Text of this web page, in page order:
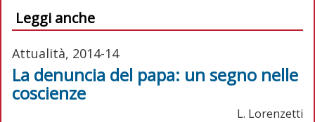
Leggi anche
Attualità, 2014-14
La denuncia del papa: un segno nelle
coscienze
L. Lorenzetti